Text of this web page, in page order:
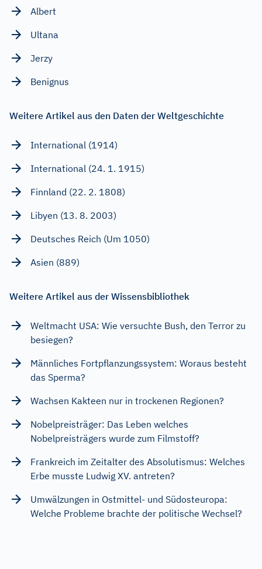
Albert
Ultana
Jerzy
Benignus
Weitere Artikel aus den Daten der Weltgeschichte
International (1914)
International (24. 1. 1915)
Finnland (22. 2. 1808)
Libyen (13. 8. 2003)
Deutsches Reich (Um 1050)
Asien (889)
Weitere Artikel aus der Wissensbibliothek
Weltmacht USA: Wie versuchte Bush, den Terror zu
besiegen?
Männliches Fortpflanzungssystem: Woraus besteht
das Sperma?
Wachsen Kakteen nur in trockenen Regionen?
Nobelpreisträger: Das Leben welches
Nobelpreisträgers wurde zum Filmstoff?
Frankreich im Zeitalter des Absolutismus: Welches
Erbe musste Ludwig XV. antreten?
Umwälzungen in Ostmittel- und Südosteuropa:
Welche Probleme brachte der politische Wechsel?